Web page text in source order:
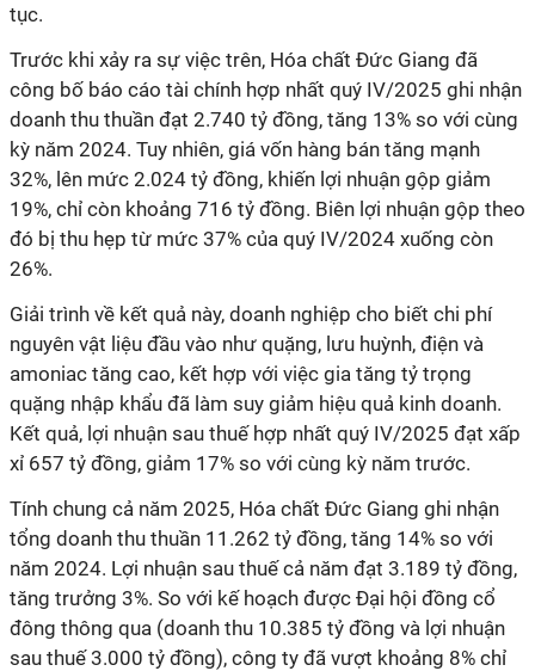
tục.
Trước khi xảy ra sự việc trên, Hóa chất Đức Giang đã
công bố báo cáo tài chính hợp nhất quý IV/2025 ghi nhận
doanh thu thuần đạt 2.740 tỷ đồng, tăng 13% so với cùng
kỳ năm 2024. Tuy nhiên, giá vốn hàng bán tăng mạnh
32%, lên mức 2.024 tỷ đồng, khiến lợi nhuận gộp giảm
19%, chỉ còn khoảng 716 tỷ đồng. Biên lợi nhuận gộp theo
đó bị thu hẹp từ mức 37% của quý IV/2024 xuống còn
26%.
Giải trình về kết quả này, doanh nghiệp cho biết chi phí
nguyên vật liệu đầu vào như quặng, lưu huỳnh, điện và
amoniac tăng cao, kết hợp với việc gia tăng tỷ trọng
quặng nhập khẩu đã làm suy giảm hiệu quả kinh doanh.
Kết quả, lợi nhuận sau thuế hợp nhất quý IV/2025 đạt xấp
xỉ 657 tỷ đồng, giảm 17% so với cùng kỳ năm trước.
Tính chung cả năm 2025, Hóa chất Đức Giang ghi nhận
tổng doanh thu thuần 11.262 tỷ đồng, tăng 14% so với
năm 2024. Lợi nhuận sau thuế cả năm đạt 3.189 tỷ đồng,
tăng trưởng 3%. So với kế hoạch được Đại hội đồng cổ
đông thông qua (doanh thu 10.385 tỷ đồng và lợi nhuận
sau thuế 3.000 tỷ đồng), công ty đã vượt khoảng 8% chỉ